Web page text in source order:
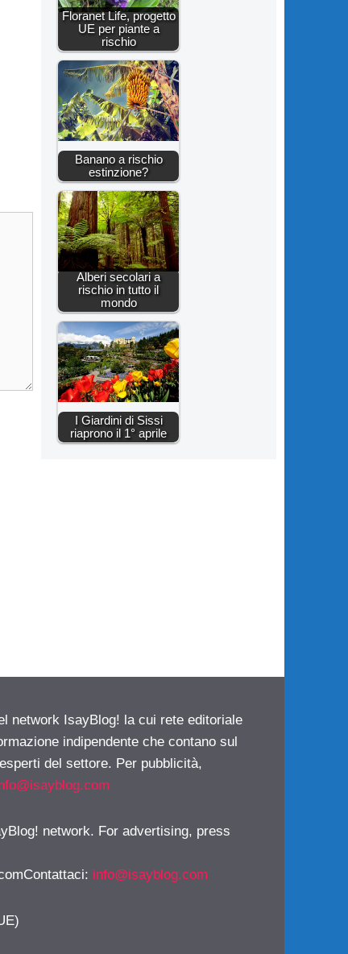
Floranet Life, progetto
UE per piante a
rischio
Banano a rischio
estinzione?
Alberi secolari a
rischio in tutto il
mondo
I Giardini di Sissi
riaprono il 1° aprile
network IsayBlog! la cui rete editoriale
indipendente che contano sul
del settore. Per pubblicità,
network. For advertising, press
: info@isayblog.com